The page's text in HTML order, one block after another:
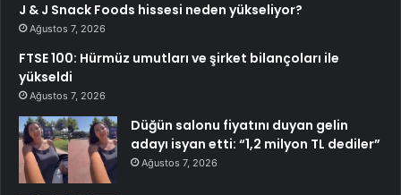
J & J Snack Foods hissesi neden yükseliyor?
Ağustos 7, 2026
FTSE 100: Hürmüz umutları ve şirket bilançoları ile
yükseldi
Ağustos 7, 2026
Düğün salonu fiyatını duyan gelin
adayı isyan etti: “1,2 milyon TL dediler”
Ağustos 7, 2026